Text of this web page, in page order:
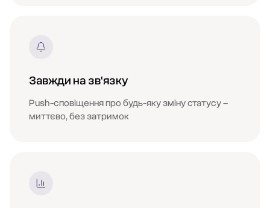
Завжди на зв'язку
Push-сповіщення про будь-яку зміну статусу –
миттєво, без затримок